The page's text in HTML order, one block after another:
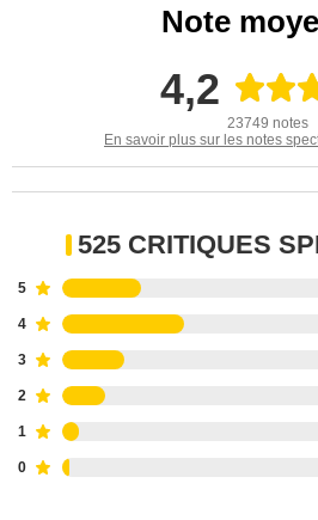
Note
4,2
23749 notes
En savoir plus sur les notes
525 CRITIQUES
5
4
3
2
1
0